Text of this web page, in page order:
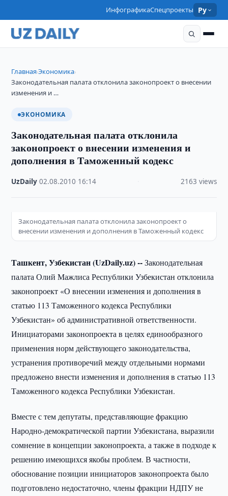
ИнфографикаСпецпроекты Ру
Главная›Экономика›
Законодательная палата отклонила законопроект о внесении
изменения и …
ЭКОНОМИКА
Законодательная палата отклонила
законопроект о внесении изменения и
дополнения в Таможенный кодекс
UzDaily ·02.08.2010 16:14 2163 views
Законодательная палата отклонила законопроект о
внесении изменения и дополнения в Таможенный кодекс
Ташкент, Узбекистан (UzDaily.uz) --Законодательная
палата Олий Мажлиса Республики Узбекистан отклонила
законопроект «О внесении изменения и дополнения в
статью 113 Таможенного кодекса Республики
Узбекистан» об административной ответственности.
Инициаторами законопроекта в целях единообразного
применения норм действующего законодательства,
устранения противоречий между отдельными нормами
предложено внести изменения и дополнения в статью 113
Таможенного кодекса Республики Узбекистан.
Вместе с тем депутаты, представляющие фракцию
Народно-демократической партии Узбекистана, выразили
сомнение в концепции законопроекта, а также в подходе к
решению имеющихся якобы проблем. В частности,
обоснование позиции инициаторов законопроекта было
подготовлено недостаточно, члены фракции НДПУ не